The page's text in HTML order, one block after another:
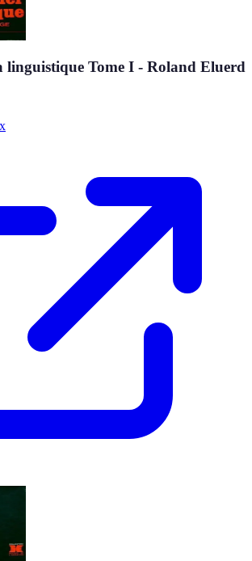
linguistique Tome I - Roland Eluerd